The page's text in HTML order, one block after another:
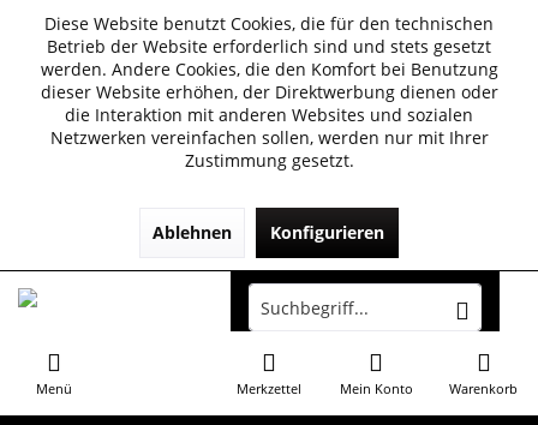
Diese Website benutzt Cookies, die für den technischen
Betrieb der Website erforderlich sind und stets gesetzt
werden. Andere Cookies, die den Komfort bei Benutzung
dieser Website erhöhen, der Direktwerbung dienen oder
die Interaktion mit anderen Websites und sozialen
Netzwerken vereinfachen sollen, werden nur mit Ihrer
Zustimmung gesetzt.
Ablehnen Konfigurieren
Menü Warenkorb
Merkzettel Mein Konto